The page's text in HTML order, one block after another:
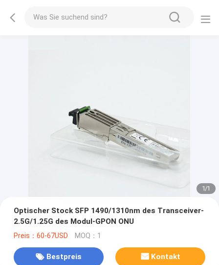
1/1
Optischer Stock SFP 1490/1310nm des Transceiver-
2.5G/1.25G des Modul-GPON ONU
Preis：60-67USD MOQ：1
Bestpreis Kontakt